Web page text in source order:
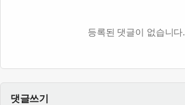
등록된 댓글이 없습니다.
댓글쓰기